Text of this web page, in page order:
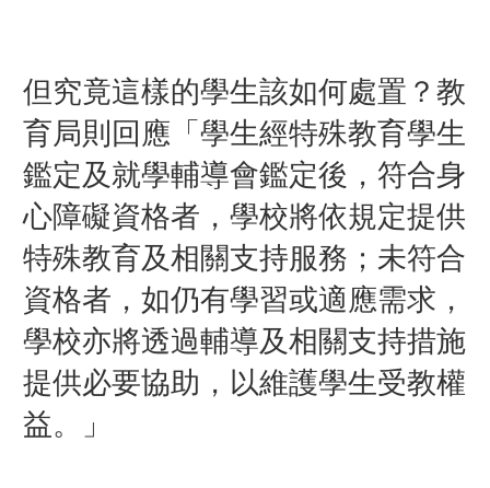
但究竟這樣的學生該如何處置？教
育局則回應「學生經特殊教育學生
鑑定及就學輔導會鑑定後，符合身
心障礙資格者，學校將依規定提供
特殊教育及相關支持服務；未符合
資格者，如仍有學習或適應需求，
學校亦將透過輔導及相關支持措施
提供必要協助，以維護學生受教權
益。」